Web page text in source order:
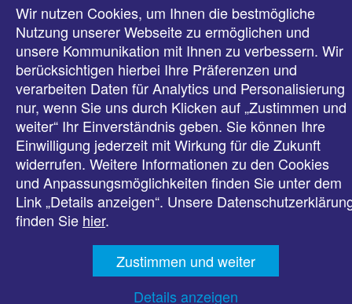
Presse
Karriere
Kontakt
Impressum
Datenschutz
Barrierefreiheit
Wir nutzen Cookies, um Ihnen die bestmögliche
Nutzung unserer Webseite zu ermöglichen und
unsere Kommunikation mit Ihnen zu verbessern. Wir
berücksichtigen hierbei Ihre Präferenzen und
verarbeiten Daten für Analytics und Personalisierung
nur, wenn Sie uns durch Klicken auf „Zustimmen und
weiter“ Ihr Einverständnis geben. Sie können Ihre
Einwilligung jederzeit mit Wirkung für die Zukunft
widerrufen. Weitere Informationen zu den Cookies
und Anpassungsmöglichkeiten finden Sie unter dem
Link „Details anzeigen“. Unsere
finden Sie hier.
Zustimmen und weiter
Details anzeigen